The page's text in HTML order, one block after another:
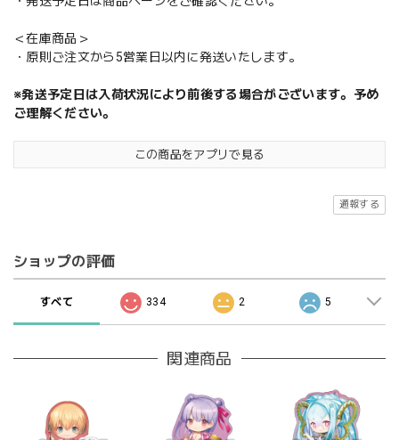
＜在庫商品＞
・原則ご注文から5営業日以内に発送いたします。
※発送予定日は入荷状況により前後する場合がございます。予め
ご理解ください。
この商品をアプリで見る
通報する
ショップの評価
すべて 334 2 5
関連商品